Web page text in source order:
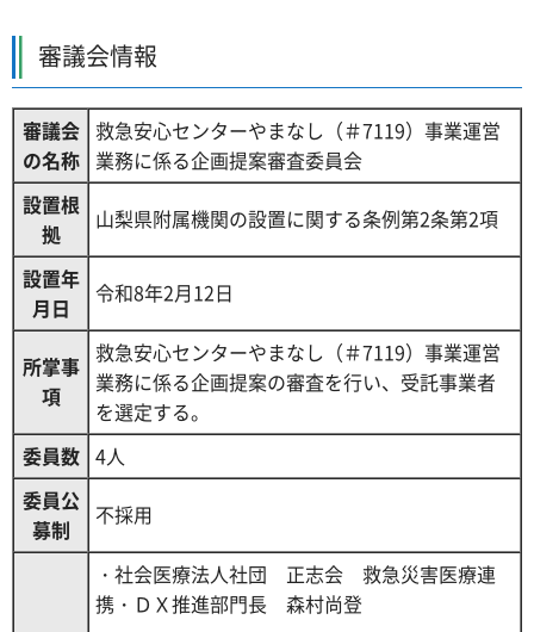
審議会情報
審議会
の名称
救急安心センターやまなし（＃7119）事業運営
業務に係る企画提案審査委員会
設置根
拠
山梨県附属機関の設置に関する条例第2条第2項
設置年
月日
令和8年2月12日
所掌事
項
救急安心センターやまなし（＃7119）事業運営
業務に係る企画提案の審査を行い、受託事業者
を選定する。
委員数 4人
委員公
募制
不採用
・社会医療法人社団 正志会 救急災害医療連
携・ＤＸ推進部門長 森村尚登